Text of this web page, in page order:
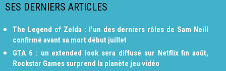
SES DERNIERS ARTICLES
The Legend of Zelda : l'un des derniers rôles de Sam Neill
confirmé avant sa mort début juillet
GTA 6 : un extended look sera diffusé sur Netflix fin août,
Rockstar Games surprend la planète jeu vidéo